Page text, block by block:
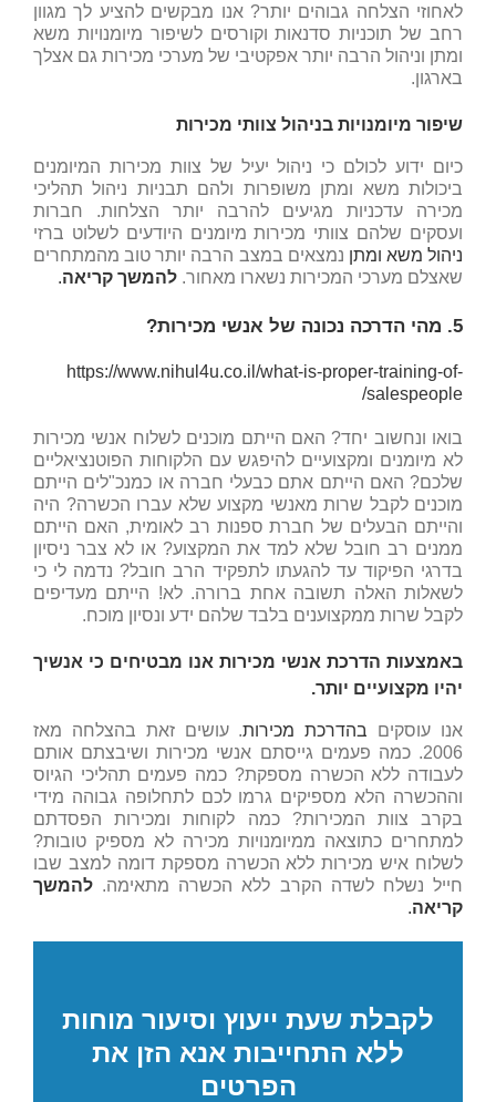
לאחוזי הצלחה גבוהים יותר? אנו מבקשים להציע לך מגוון
רחב של תוכניות סדנאות וקורסים לשיפור מיומנויות משא
ומתן וניהול הרבה יותר אפקטיבי של מערכי מכירות גם אצלך
בארגון.
שיפור מיומנויות בניהול צוותי מכירות
כיום ידוע לכולם כי ניהול יעיל של צוות מכירות המיומנים
ביכולות משא ומתן משופרות ולהם תבניות ניהול תהליכי
מכירה עדכניות מגיעים להרבה יותר הצלחות. חברות
ועסקים שלהם צוותי מכירות מיומנים היודעים לשלוט ברזי
ניהול משא ומתן נמצאים במצב הרבה יותר טוב מהמתחרים
שאצלם מערכי המכירות נשארו מאחור. להמשך קריאה.
5. מהי הדרכה נכונה של אנשי מכירות?
https://www.nihul4u.co.il/what-is-proper-training-of-
salespeople/
בואו ונחשוב יחד? האם הייתם מוכנים לשלוח אנשי מכירות
לא מיומנים ומקצועיים להיפגש עם הלקוחות הפוטנציאליים
שלכם? האם הייתם אתם כבעלי חברה או כמנכ"לים הייתם
מוכנים לקבל שרות מאנשי מקצוע שלא עברו הכשרה? היה
והייתם הבעלים של חברת ספנות רב לאומית, האם הייתם
ממנים רב חובל שלא למד את המקצוע? או לא צבר ניסיון
בדרגי הפיקוד עד להגעתו לתפקיד הרב חובל? נדמה לי כי
לשאלות האלה תשובה אחת ברורה. לא! הייתם מעדיפים
לקבל שרות ממקצוענים בלבד שלהם ידע ונסיון מוכח.
באמצעות הדרכת אנשי מכירות אנו מבטיחים כי אנשיך
יהיו מקצועיים יותר.
אנו עוסקים בהדרכת מכירות. עושים זאת בהצלחה מאז
2006. כמה פעמים גייסתם אנשי מכירות ושיבצתם אותם
לעבודה ללא הכשרה מספקת? כמה פעמים תהליכי הגיוס
וההכשרה הלא מספיקים גרמו לכם לתחלופה גבוהה מידי
בקרב צוות המכירות? כמה לקוחות ומכירות הפסדתם
למתחרים כתוצאה ממיומנויות מכירה לא מספיק טובות?
לשלוח איש מכירות ללא הכשרה מספקת דומה למצב שבו
חייל נשלח לשדה הקרב ללא הכשרה מתאימה. להמשך
קריאה.
לקבלת שעת ייעוץ וסיעור מוחות
ללא התחייבות אנא הזן את
הפרטים